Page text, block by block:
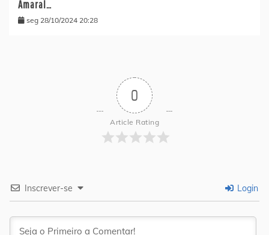
Amaral…
seg 28/10/2024 20:28
0
Article Rating
Inscrever-se Login